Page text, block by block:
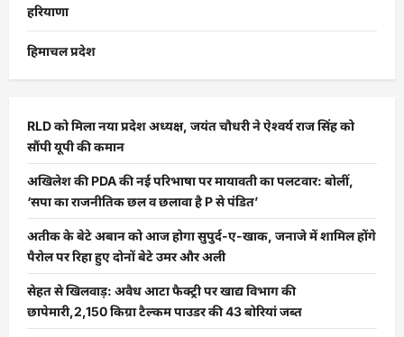
हरियाणा
हिमाचल प्रदेश
RLD को मिला नया प्रदेश अध्यक्ष, जयंत चौधरी ने ऐश्वर्य राज सिंह को
सौंपी यूपी की कमान
अखिलेश की PDA की नई परिभाषा पर मायावती का पलटवार: बोलीं,
‘सपा का राजनीतिक छल व छलावा है P से पंडित’
अतीक के बेटे अबान को आज होगा सुपुर्द-ए-खाक, जनाजे में शामिल होंगे
पैरोल पर रिहा हुए दोनों बेटे उमर और अली
सेहत से खिलवाड़: अवैध आटा फैक्ट्री पर खाद्य विभाग की
छापेमारी,2,150 किग्रा टैल्कम पाउडर की 43 बोरियां जब्त